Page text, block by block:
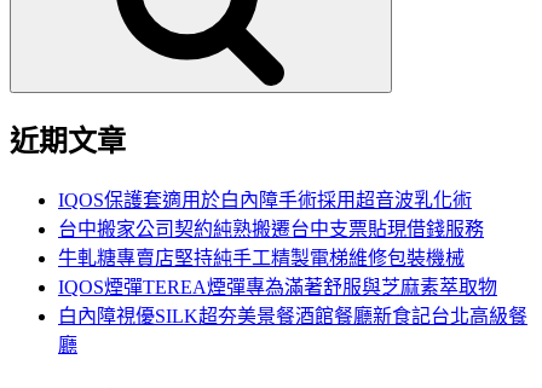
近期文章
IQOS保護套適用於白內障手術採用超音波乳化術
台中搬家公司契約純熟搬遷台中支票貼現借錢服務
牛軋糖專賣店堅持純手工精製電梯維修包裝機械
IQOS煙彈TEREA煙彈專為滿著舒服與芝麻素萃取物
白內障視優SILK超夯美景餐酒館餐廳新食記台北高級餐
廳